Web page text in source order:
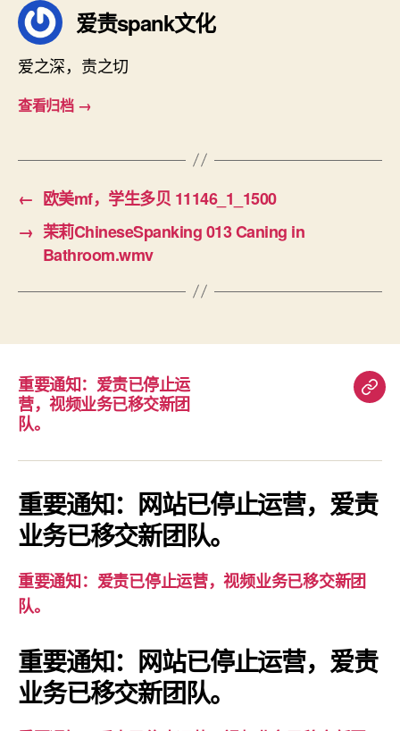
爱责spank文化
爱之深，责之切
查看归档 →
← 欧美mf，学生多贝 11146_1_1500
→ 茉莉ChineseSpanking 013 Caning in
Bathroom.wmv
重要通知：爱责已停止运
营，视频业务已移交新团
队。
重
知：
爱
责
视
重要通知：网站已停止运营，爱责
业务已移交新团队。
重要通知：爱责已停止运营，视频业务已移交新团
队。
重要通知：网站已停止运营，爱责
业务已移交新团队。